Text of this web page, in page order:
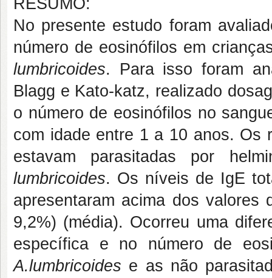
RESUMO:
No presente estudo foram
número de eosinófilos em
lumbricoides. Para isso foram
Blagg e Kato-katz, realizado
o número de eosinófilos no
com idade entre 1 a 10 anos. Os
estavam parasitadas por
lumbricoides. Os níveis de IgE
apresentaram acima dos
9,2%) (média). Ocorreu uma
específica e no número de
A.lumbricoides e as não